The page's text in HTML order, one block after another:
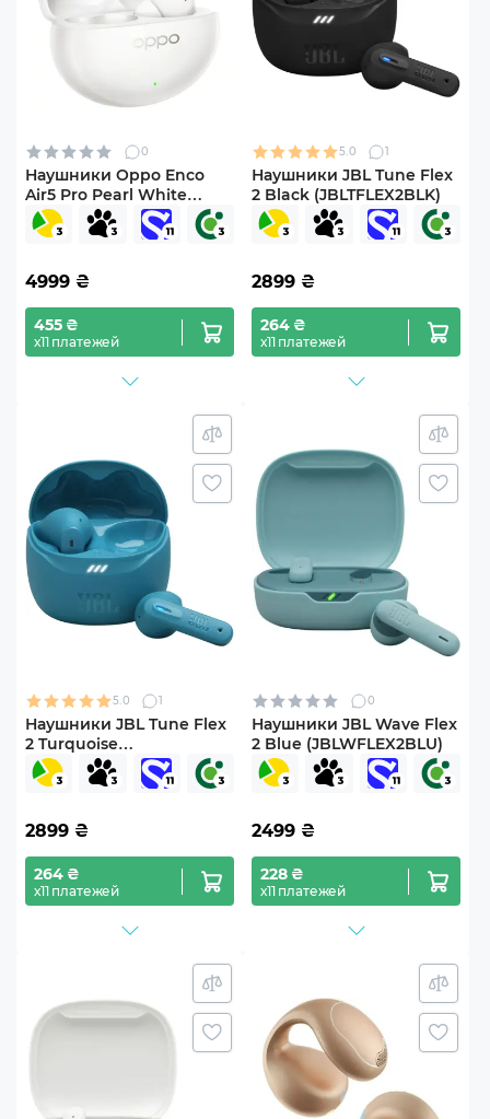
0
Наушники Oppo Enco
Air5 Pro Pearl White
(ETEL1 White)
4999 ₴
455 ₴
х11 платежей
5.0 1
Наушники JBL Tune Flex
2 Black (JBLTFLEX2BLK)
2899 ₴
264 ₴
х11 платежей
5.0 1
Наушники JBL Tune Flex
2 Turquoise
(JBLTFLEX2TQE)
2899 ₴
264 ₴
х11 платежей
0
Наушники JBL Wave Flex
2 Blue (JBLWFLEX2BLU)
2499 ₴
228 ₴
х11 платежей